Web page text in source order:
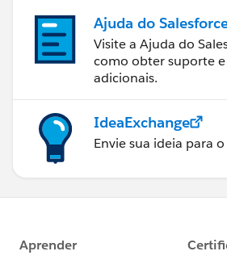
Ajuda do
Visite a Ajuda do
como obter suporte
adicionais.
IdeaExchange
Envie sua ideia para